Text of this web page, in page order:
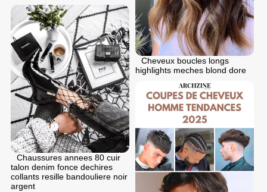
Cheveux boucles longs
highlights meches blond dore
Chaussures annees 80 cuir
talon denim fonce dechires
collants resille bandouliere noir
argent